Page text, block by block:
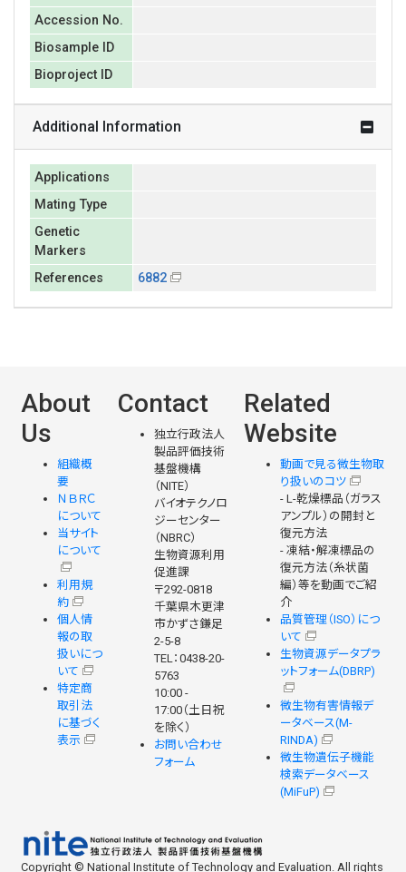
Accession No.
Biosample ID
Bioproject ID
Additional Information
Applications
Mating Type
Genetic
Markers
References
6882
About
Us
組織概
要
ＮＢＲＣ
について
当サイト
について
利用規
約
個人情
報の取
扱いにつ
いて
特定商
取引法
に基づく
表示
Contact
独立行政法人
製品評価技術
基盤機構
（NITE）
バイオテクノロ
ジーセンター
（NBRC）
生物資源利用
促進課
〒292-0818
千葉県木更津
市かずさ鎌足
2-5-8
TEL：0438-20-
5763
10:00 -
17:00（土日祝
を除く）
お問い合わせ
フォーム
Related
Website
動画で見る微生物取
り扱いのコツ
- L-乾燥標品（ガラス
アンプル）の開封と
復元方法
- 凍結・解凍標品の
復元方法（糸状菌
編）等を動画でご紹
介
品質管理（ISO）につ
いて
生物資源データプラ
ットフォーム(DBRP)
微生物有害情報デ
ータベース(M-
RINDA)
微生物遺伝子機能
検索データベース
(MiFuP)
Copyright © National Institute of Technology and Evaluation. All rights